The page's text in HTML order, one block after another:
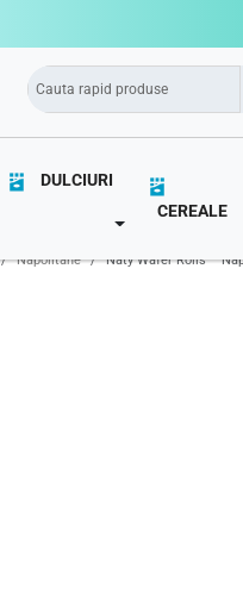
DULCIURI
TOGGLE
CEREALE
Napolitane Naty Wafer Rolls –